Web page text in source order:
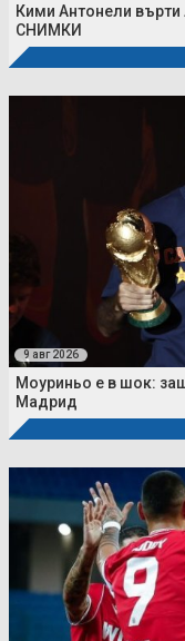
Кими Антонели
СНИМКИ
9 авг 2026
Моуриньо е в шок:
Мадрид